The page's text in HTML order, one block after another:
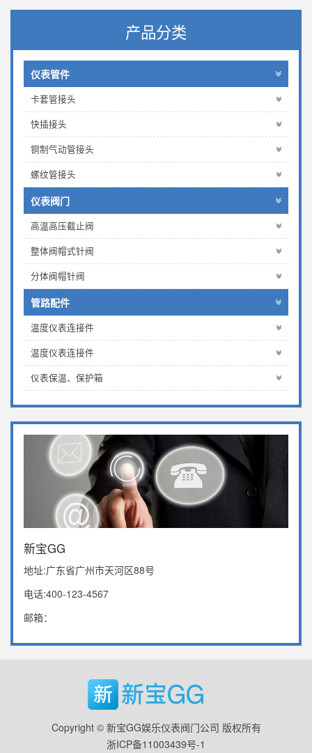
产品分类
仪表管件
卡套管接头
快插接头
铜制气动管接头
螺纹管接头
仪表阀门
高温高压截止阀
整体阀帽式针阀
分体阀帽针阀
管路配件
温度仪表连接件
温度仪表连接件
仪表保温、保护箱
新宝GG
地址:广东省广州市天河区88号
电话:400-123-4567
邮箱：
Copyright © 新宝GG娱乐仪表阀门公司 版权所有
浙ICP备11003439号-1